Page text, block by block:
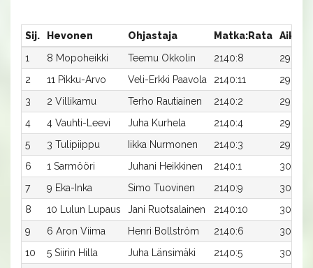
Sij. Hevonen Ohjastaja Matka:Rata
Aika
1
8 Mopoheikki Teemu Okkolin 2140:8
29,7ax
2
11 Pikku-Arvo Veli-Erkki Paavola 2140:11
29,7a
3
2 Villikamu Terho Rautiainen 2140:2
29,8a
4
4 Vauhti-Leevi Juha Kurhela 2140:4
29,8a
5
3 Tulipiippu Iikka Nurmonen 2140:3
29,8ax
6
1 Sarmööri Juhani Heikkinen 2140:1
30,0a
7
9 Eka-Inka Simo Tuovinen 2140:9
30,0a
8
10 Lulun Lupaus Jani Ruotsalainen 2140:10
30,0a
9
6 Aron Viima Henri Bollström 2140:6
30,2a
10
5 Siirin Hilla Juha Länsimäki 2140:5
30,3a